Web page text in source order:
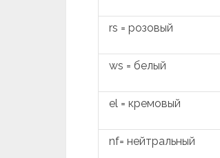
rs = розовый
ws = белый
el = кремовый
nf= нейтральный